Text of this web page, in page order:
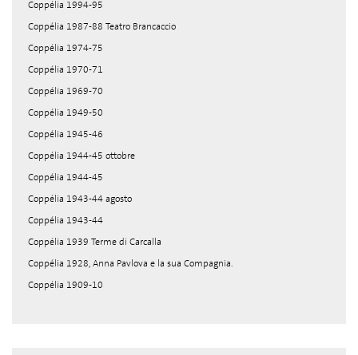
Coppélia 1994-95
Coppélia 1987-88 Teatro Brancaccio
Coppélia 1974-75
Coppélia 1970-71
Coppélia 1969-70
Coppélia 1949-50
Coppélia 1945-46
Coppélia 1944-45 ottobre
Coppélia 1944-45
Coppélia 1943-44 agosto
Coppélia 1943-44
Coppélia 1939 Terme di Carcalla
Coppélia 1928, Anna Pavlova e la sua Compagnia.
Coppélia 1909-10